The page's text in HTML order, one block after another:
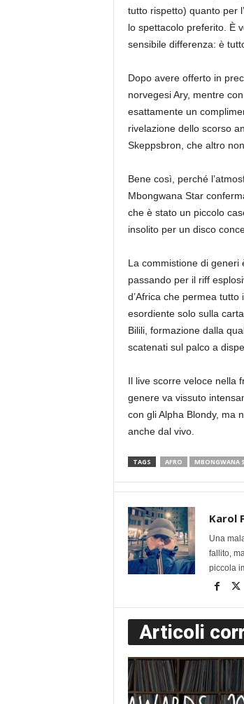
tutto rispetto) quanto per
lo spettacolo preferito. È
sensibile differenza: è
Dopo avere offerto in
norvegesi Ary, mentre
esattamente un
rivelazione dello scorso
Skeppsbron, che altro
Bene così, perché
Mbongwana Star
che è stato un piccolo
insolito per un disco
La commistione di generi
passando per il riff
d’Africa che permea
esordiente solo sulla
Bilili, formazione dalla
scatenati sul palco a
Il live scorre veloce nella
genere va vissuto
con gli Alpha Blondy, ma
anche dal vivo.
TAGS AFRO MBONGWANA
Karol
Una
fallito,
piccola
Articoli